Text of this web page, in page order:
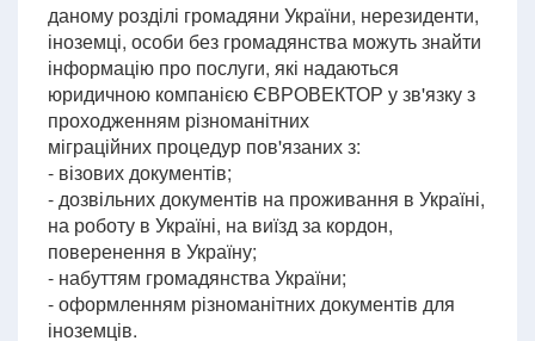
даному розділі громадяни України, нерезиденти,
іноземці, особи без громадянства можуть знайти
інформацію про послуги, які надаються
юридичною компанією ЄВРОВЕКТОР у зв'язку з
проходженням різноманітних
міграційних процедур пов'язаних з:
- візових документів;
- дозвільних документів на проживання в Україні,
на роботу в Україні, на виїзд за кордон,
поверенення в Україну;
- набуттям громадянства України;
- оформленням різноманітних документів для
іноземців.